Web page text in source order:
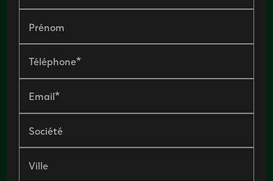
Prénom
Téléphone*
Email*
Société
Ville